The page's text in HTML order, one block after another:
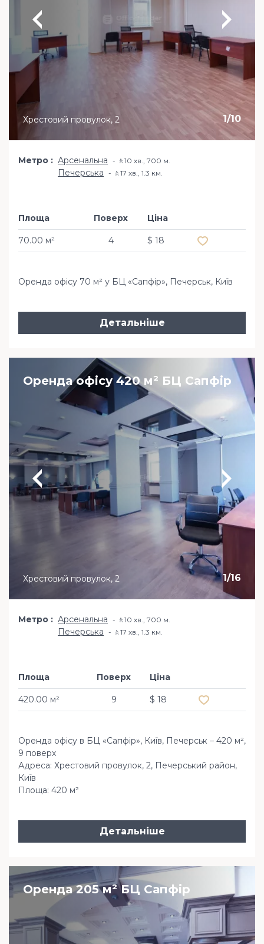
1/10
Хрестовий провулок, 2
Метро Арсенальна 🚶10 хв​., 700 м.
Печерська 🚶17 хв​., 1.3 км.
Площа
70.00 м²
Поверх
4
Ціна
$ 18
Оренда офісу 70 м² у БЦ «Сапфір», Печерськ, Київ
Детальніше
Оренда офісу 420 м² БЦ Сапфір
1/16
Хрестовий провулок, 2
Метро Арсенальна 🚶10 хв​., 700 м.
Печерська 🚶17 хв​., 1.3 км.
Площа
420.00 м²
Поверх
9
Ціна
$ 18
Оренда офісу в БЦ «Сапфір», Київ, Печерськ – 420 м²,
9 поверх
Адреса: Хрестовий провулок, 2, Печерський район,
Київ
Площа: 420 м²
Детальніше
Оренда 205 м² БЦ Сапфір